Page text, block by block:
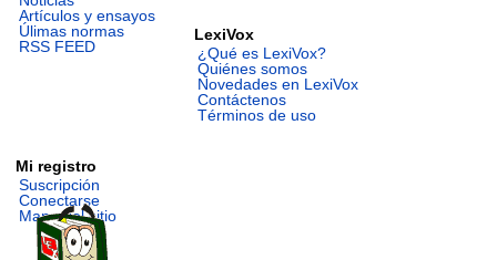
Artículos y ensayos
Úlimas normas
RSS FEED
LexiVox
¿Qué es LexiVox?
Quiénes somos
Novedades en LexiVox
Contáctenos
Términos de uso
Mi registro
Suscripción
Conectarse
Mapa del sitio